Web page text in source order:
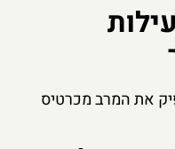
את המרב מכרטיס